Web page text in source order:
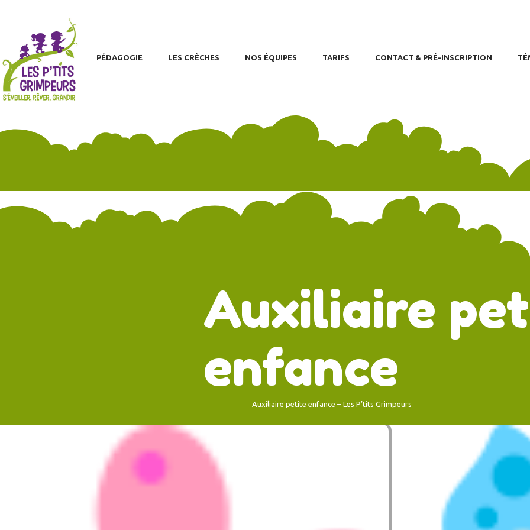
PÉDAGOGIE LES CRÈCHES NOS ÉQUIPES TARIFS CONTACT & PRÉ-INSCRIPTION
Auxiliaire
enfance
Auxiliaire petite enfance – Les P’tits Grimpeurs
APPOINTMENT